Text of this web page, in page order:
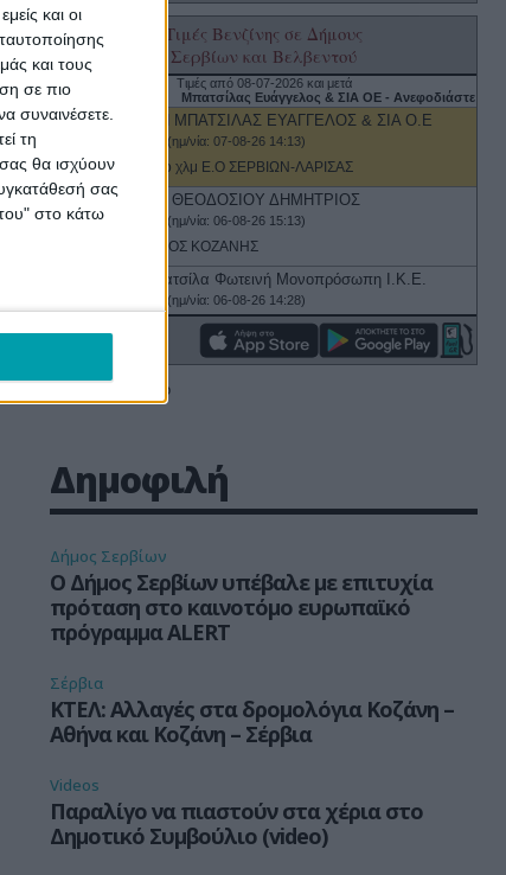
και οι
και τους
σε πιο
συναινέσετε.
τη
θα ισχύουν
σας
στο κάτω
Δημοφιλή
Δήμος Σερβίων
Ο Δήμος Σερβίων υπέβαλε με επιτυχία
πρόταση στο καινοτόμο ευρωπαϊκό
πρόγραμμα ALERT
Σέρβια
ΚΤΕΛ: Αλλαγές στα δρομολόγια Κοζάνη –
Αθήνα και Κοζάνη – Σέρβια
Videos
Παραλίγο να πιαστούν στα χέρια στο
Δημοτικό Συμβούλιο (video)